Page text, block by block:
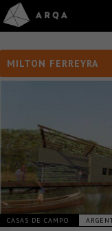
MILTON FERREYRA
CASAS DE CAMPO